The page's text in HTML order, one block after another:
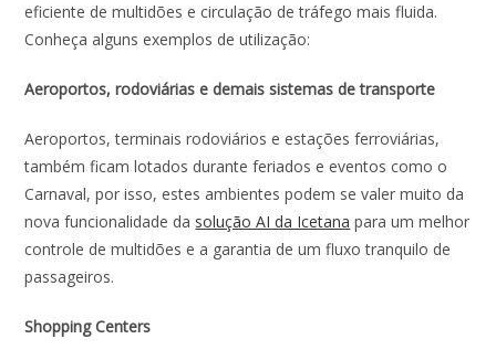
eficiente de multidões e circulação de tráfego mais fluida.
Conheça alguns exemplos de utilização:
Aeroportos, rodoviárias e demais sistemas de transporte
Aeroportos, terminais rodoviários e estações ferroviárias,
também ficam lotados durante feriados e eventos como o
Carnaval, por isso, estes ambientes podem se valer muito da
nova funcionalidade da solução AI da Icetana para um melhor
controle de multidões e a garantia de um fluxo tranquilo de
passageiros.
Shopping Centers